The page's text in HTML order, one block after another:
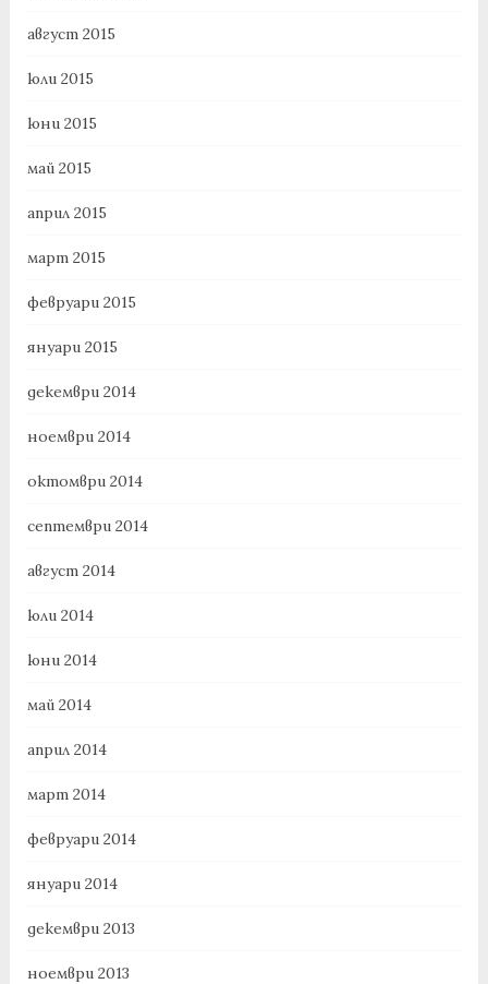
август 2015
юли 2015
юни 2015
май 2015
април 2015
март 2015
февруари 2015
януари 2015
декември 2014
ноември 2014
октомври 2014
септември 2014
август 2014
юли 2014
юни 2014
май 2014
април 2014
март 2014
февруари 2014
януари 2014
декември 2013
ноември 2013